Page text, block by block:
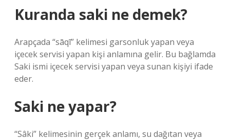
Kuranda saki ne demek?
Arapçada “sāqī” kelimesi garsonluk yapan veya
içecek servisi yapan kişi anlamına gelir. Bu bağlamda
Saki ismi içecek servisi yapan veya sunan kişiyi ifade
eder.
Saki ne yapar?
“Sâki” kelimesinin gerçek anlamı, su dağıtan veya